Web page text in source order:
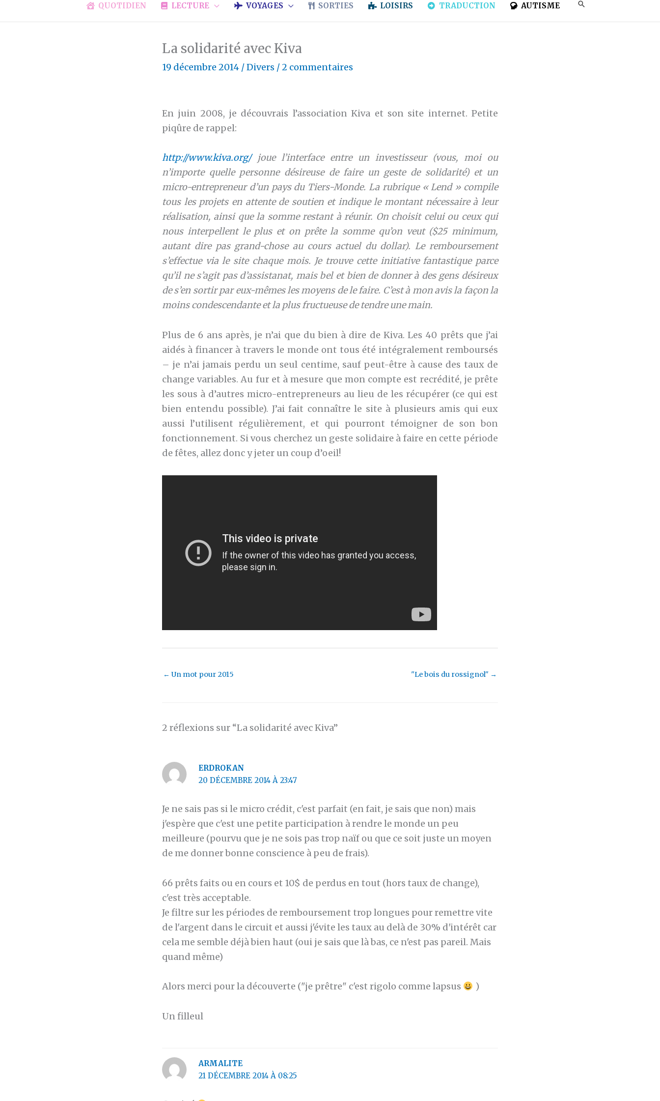
QUOTIDIEN LECTURE VOYAGES SORTIES LOISIRS TRADUCTION AUTISME
La solidarité avec Kiva
19 décembre 2014 /Divers /2 commentaires
En juin 2008, je découvrais l’association Kiva et son site internet. Petite
piqûre de rappel:
http://www.kiva.org/joue l’interface entre un investisseur (vous, moi ou
n’importe quelle personne désireuse de faire un geste de solidarité) et un
micro-entrepreneur d’un pays du Tiers-Monde. La rubrique « Lend » compile
tous les projets en attente de soutien et indique le montant nécessaire à leur
réalisation, ainsi que la somme restant à réunir. On choisit celui ou ceux qui
nous interpellent le plus et on prête la somme qu’on veut ($25 minimum,
autant dire pas grand-chose au cours actuel du dollar). Le remboursement
s’effectue via le site chaque mois. Je trouve cette initiative fantastique parce
qu’il ne s’agit pas d’assistanat, mais bel et bien de donner à des gens désireux
de s’en sortir par eux-mêmes les moyens de le faire. C’est à mon avis la façon la
moins condescendante et la plus fructueuse de tendre une main.
Plus de 6 ans après, je n’ai que du bien à dire de Kiva. Les 40 prêts que j’ai
aidés à financer à travers le monde ont tous été intégralement remboursés
– je n’ai jamais perdu un seul centime, sauf peut-être à cause des taux de
change variables. Au fur et à mesure que mon compte est recrédité, je prête
les sous à d’autres micro-entrepreneurs au lieu de les récupérer (ce qui est
bien entendu possible). J’ai fait connaître le site à plusieurs amis qui eux
aussi l’utilisent régulièrement, et qui pourront témoigner de son bon
fonctionnement. Si vous cherchez un geste solidaire à faire en cette période
de fêtes, allez donc y jeter un coup d’oeil!
← Un mot pour 2015 "Le bois du rossignol" →
2 réflexions sur “La solidarité avec Kiva”
ERDROKAN
20 DÉCEMBRE 2014 À 23:47
Je ne sais pas si le micro crédit, c'est parfait (en fait, je sais que non) mais
j'espère que c'est une petite participation à rendre le monde un peu
meilleure (pourvu que je ne sois pas trop naïf ou que ce soit juste un moyen
de me donner bonne conscience à peu de frais).
66 prêts faits ou en cours et 10$ de perdus en tout (hors taux de change),
c'est très acceptable.
Je filtre sur les périodes de remboursement trop longues pour remettre vite
de l'argent dans le circuit et aussi j'évite les taux au delà de 30% d'intérêt car
cela me semble déjà bien haut (oui je sais que là bas, ce n'est pas pareil. Mais
quand même)
Alors merci pour la découverte ("je prêtre" c'est rigolo comme lapsus )
Un filleul
ARMALITE
21 DÉCEMBRE 2014 À 08:25